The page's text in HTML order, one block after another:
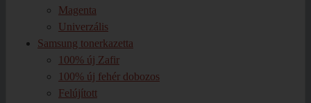
Magenta
Univerzális
Samsung tonerkazetta
100% új Zafir
100% új fehér dobozos
Felújított